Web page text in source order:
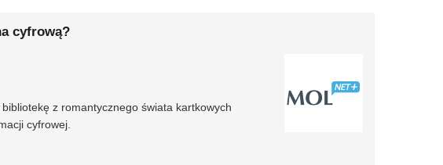
cyfrową?
z romantycznego świata kartkowych
cyfrowej.